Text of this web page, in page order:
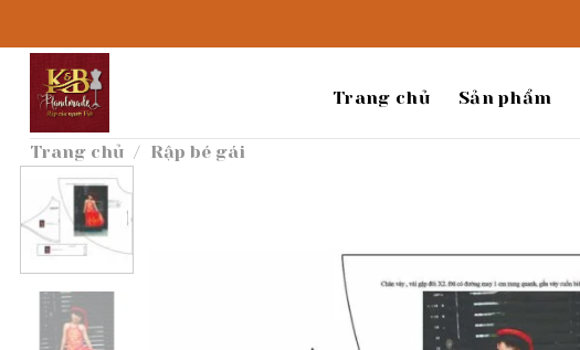
dung
Trang chủ Sản phẩm
Trang chủ / Rập bé gái